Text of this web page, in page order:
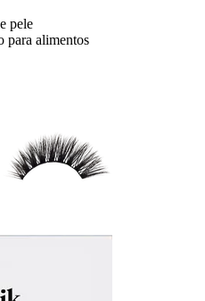
pele
para alimentos